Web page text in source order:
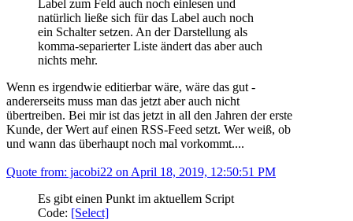
Label zum Feld auch noch einlesen und
natürlich ließe sich für das Label auch noch
ein Schalter setzen. An der Darstellung als
komma-separierter Liste ändert das aber auch
nichts mehr.
Wenn es irgendwie editierbar wäre, wäre das gut -
andererseits muss man das jetzt aber auch nicht
übertreiben. Bei mir ist das jetzt in all den Jahren der erste
Kunde, der Wert auf einen RSS-Feed setzt. Wer weiß, ob
und wann das überhaupt noch mal vorkommt....
Quote from: jacobi22 on April 18, 2019, 12:50:51 PM
Es gibt einen Punkt im aktuellem Script
Code: [Select]